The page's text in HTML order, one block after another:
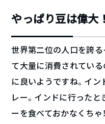
やっぱり豆は偉大
世界第二位の人口を誇
て大量に消費されている
に良いようですね。イン
レー。インドに行ったと
ーを食べておかなくちゃ！